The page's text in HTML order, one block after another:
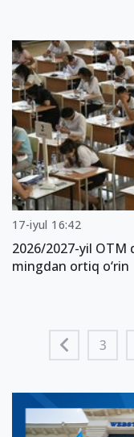
17-iyul 16:42
2026/2027-yil OTM
mingdan ortiq o‘rin
3